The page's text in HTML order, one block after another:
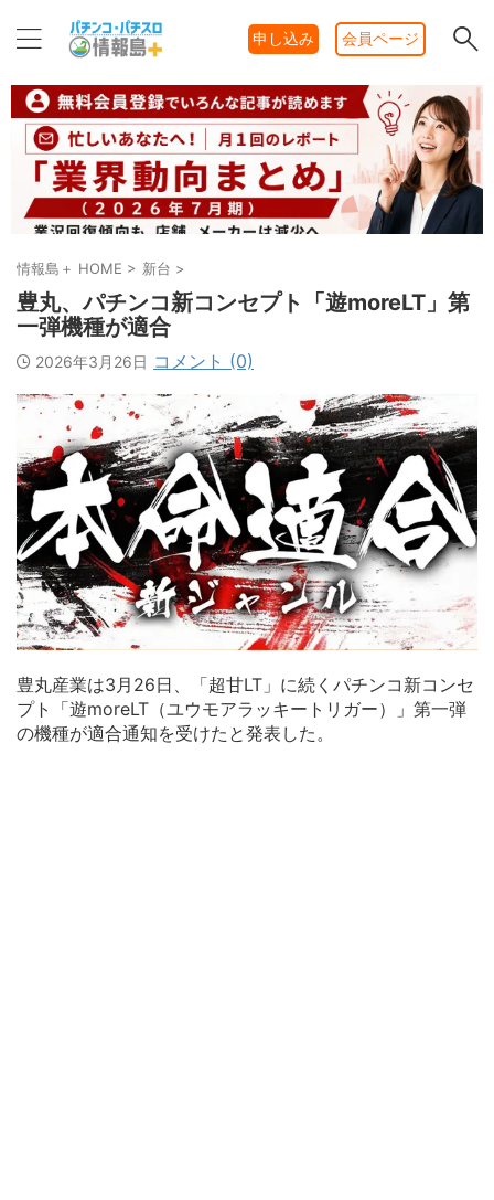
申し込み 会員ページ
情報島＋ HOME > 新台 >
豊丸、パチンコ新コンセプト「遊moreLT」第
一弾機種が適合
2026年3月26日 コメント (0)
豊丸産業は3月26日、「超甘LT」に続くパチンコ新コンセ
プト「遊moreLT（ユウモアラッキートリガー）」第一弾
の機種が適合通知を受けたと発表した。